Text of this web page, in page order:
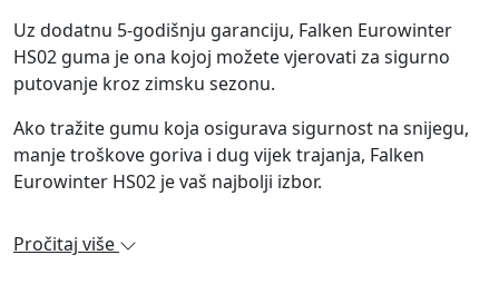
Uz dodatnu 5-godišnju garanciju, Falken Eurowinter
HS02 guma je ona kojoj možete vjerovati za sigurno
putovanje kroz zimsku sezonu.
Ako tražite gumu koja osigurava sigurnost na snijegu,
manje troškove goriva i dug vijek trajanja, Falken
Eurowinter HS02 je vaš najbolji izbor.
Pročitaj više